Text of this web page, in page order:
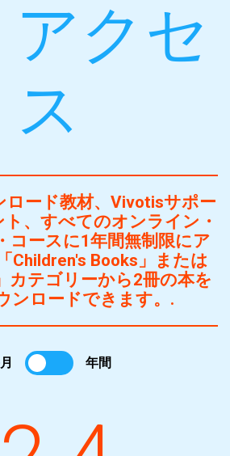
アクセ
ス
ード教材、Vivotisサポー
ト、すべてのオンライン・
コースに1年間無制限にア
Children's Books」または
カテゴリーから2冊の本を
ンロードできます。.
年間